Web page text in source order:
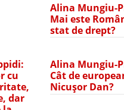
Alina Mungiu-
Mai este
stat de drept?
cu
dar
Alina Mungiu-
Cât de
Nicușor Dan?